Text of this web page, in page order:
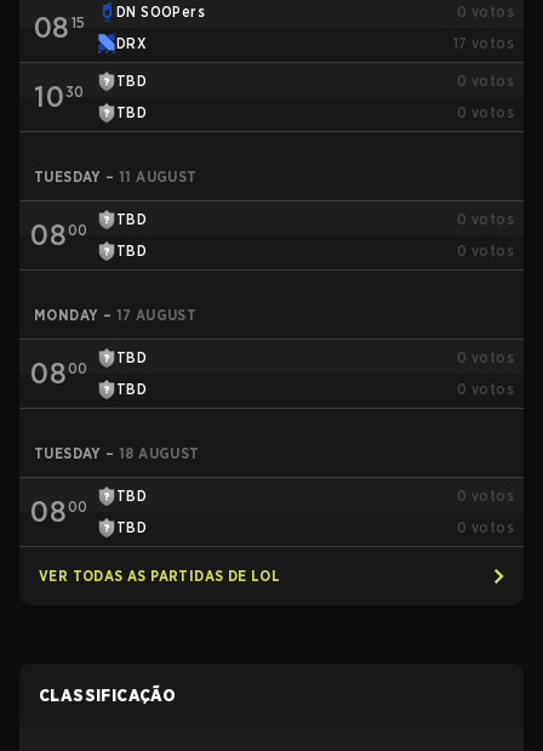
08 15
DN SOOPers 0 votos
DRX
17 votos
10 30
TBD 0 votos
TBD
0 votos
TUESDAY – 11 AUGUST
0800
TBD 0 votos
TBD
0 votos
MONDAY – 17 AUGUST
0800
TBD 0 votos
TBD
0 votos
TUESDAY – 18 AUGUST
0800
TBD 0 votos
TBD
0 votos
VER TODAS AS PARTIDAS DE LOL
CLASSIFICAÇÃO